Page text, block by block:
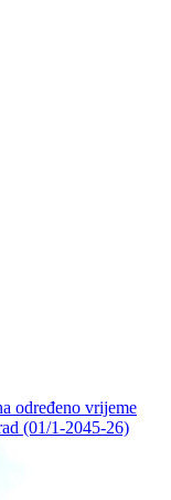
određeno vrijeme
(01/1-2045-26)